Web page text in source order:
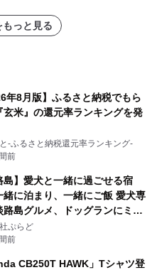
っと見る
年8月版】ふるさと納税でもら
玄米』の還元率ランキングを発
-ふるさと納税還元率ランキング-
前
島】愛犬と一緒に過ごせる宿
緒に泊まり、一緒にご飯 愛犬専
路島グルメ、ドッグランにミニ
グランピングとトレーラーハウ
設で
ぷらど
前
CB250T HAWK」Tシャツ登